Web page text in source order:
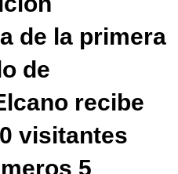
de la primera
de
recibe
visitantes
5